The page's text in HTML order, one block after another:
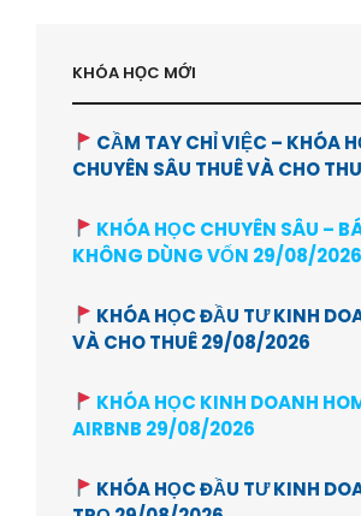
KHÓA HỌC MỚI
CẦM TAY CHỈ VIỆC – KHÓA
CHUYÊN SÂU THUÊ VÀ CHO
KHÓA HỌC CHUYÊN SÂU –
KHÔNG DÙNG VỐN 29/08/2026
KHÓA HỌC ĐẦU TƯ KINH
VÀ CHO THUÊ 29/08/2026
KHÓA HỌC KINH DOANH
AIRBNB 29/08/2026
KHÓA HỌC ĐẦU TƯ KINH